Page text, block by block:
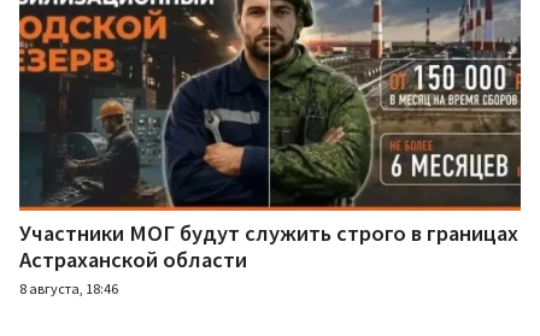
Участники МОГ будут служить строго в границах
Астраханской области
8 августа, 18:46